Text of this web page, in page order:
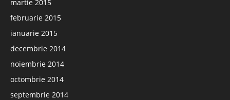
martie 2015
februarie 2015
ianuarie 2015
decembrie 2014
noiembrie 2014
octombrie 2014
septembrie 2014